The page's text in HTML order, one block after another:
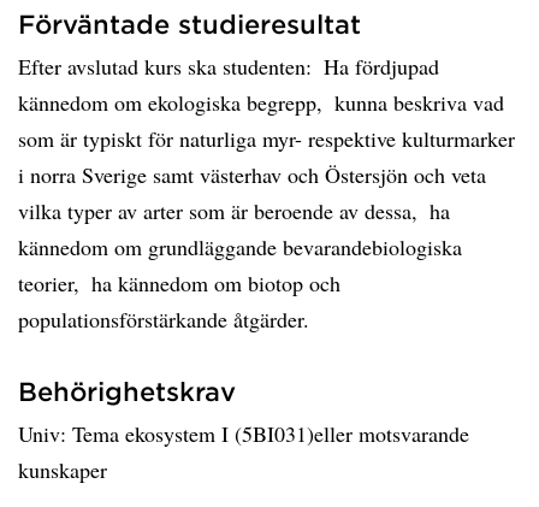
Förväntade studieresultat
Efter avslutad kurs ska studenten:  Ha fördjupad
kännedom om ekologiska begrepp,  kunna beskriva vad
som är typiskt för naturliga myr- respektive kulturmarker
i norra Sverige samt västerhav och Östersjön och veta
vilka typer av arter som är beroende av dessa,  ha
kännedom om grundläggande bevarandebiologiska
teorier,  ha kännedom om biotop och
populationsförstärkande åtgärder.
Behörighetskrav
Univ: Tema ekosystem I (5BI031)eller motsvarande
kunskaper